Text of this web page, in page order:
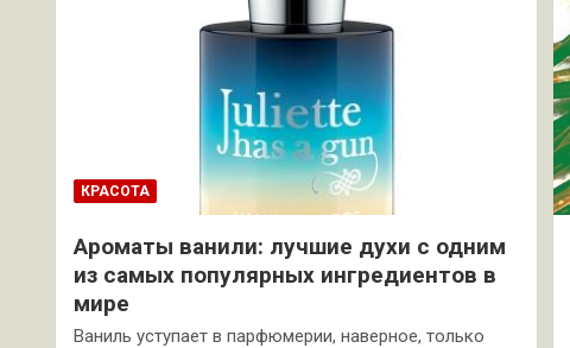
КРАСОТА
Ароматы ванили: лучшие духи с одним
из самых популярных ингредиентов в
мире
Ваниль уступает в парфюмерии, наверное, только